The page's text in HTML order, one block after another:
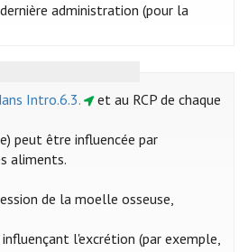
administration (pour la
Intro.6.3.
et au RCP de chaque
peut être influencée par
aliments.
de la moelle osseuse,
l'excrétion (par exemple,